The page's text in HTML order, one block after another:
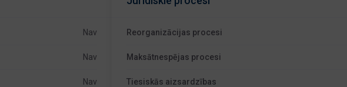
Nav
Nav
Nav
Reorganizācijas procesi
Maksātnespējas procesi
Tiesiskās aizsardzības